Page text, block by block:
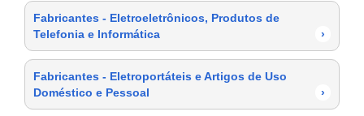
Fabricantes - Eletroeletrônicos, Produtos de
Telefonia e Informática
›
Fabricantes - Eletroportáteis e Artigos de Uso
Doméstico e Pessoal
›